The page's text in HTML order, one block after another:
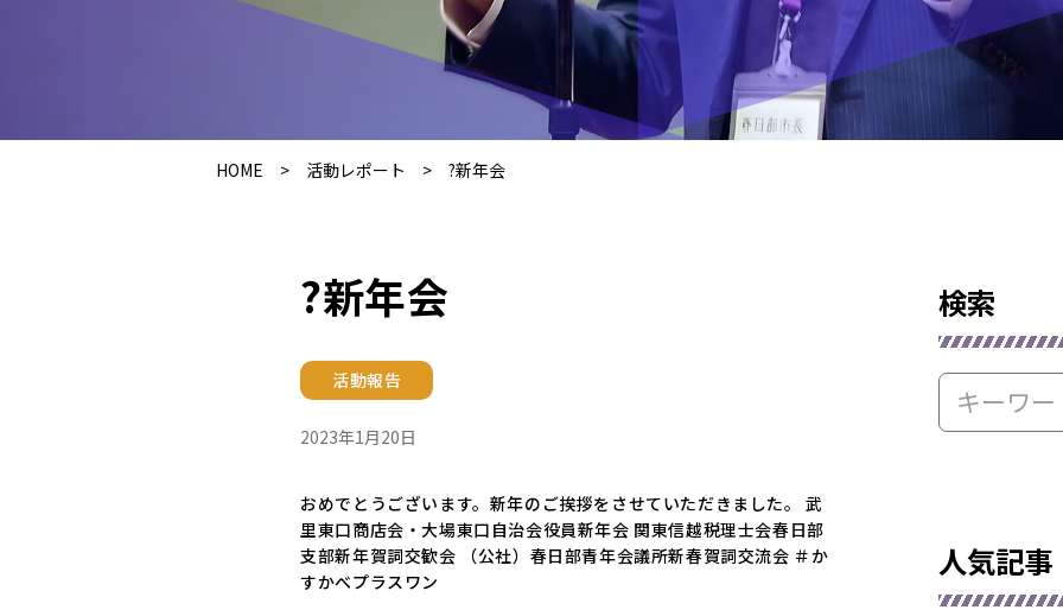
HOME > 活動レポート > ?新年会
?新年会
活動報告
2023年1月20日
おめでとうございます。新年のご挨拶をさせていただきました。 武
里東口商店会・大場東口自治会役員新年会 関東信越税理士会春日部
支部新年賀詞交歓会 （公社）春日部青年会議所新春賀詞交流会 ＃か
すかべプラスワン
検索
人気記事